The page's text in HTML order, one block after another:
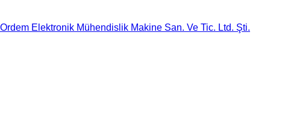
Ordem Elektronik Mühendislik Makine San. Ve Tic. Ltd. Şti.